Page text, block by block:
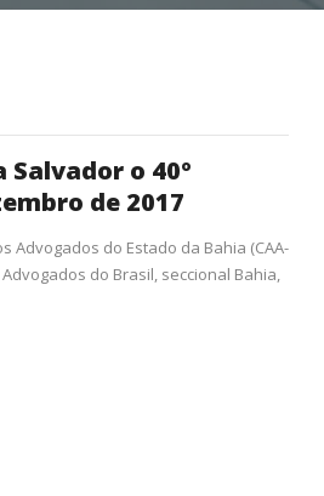
Salvador o 40º
de 2017
Advogados do Estado da Bahia (CAA-
do Brasil, seccional Bahia,